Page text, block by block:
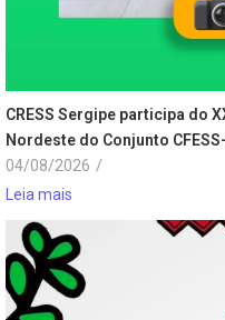
CRESS Sergipe participa do
Nordeste do Conjunto
04/08/2026 /
Leia mais